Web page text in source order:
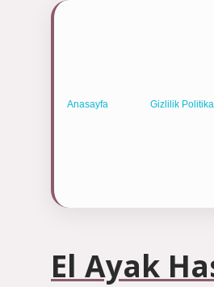
Anasayfa Gizlilik
El Ayak